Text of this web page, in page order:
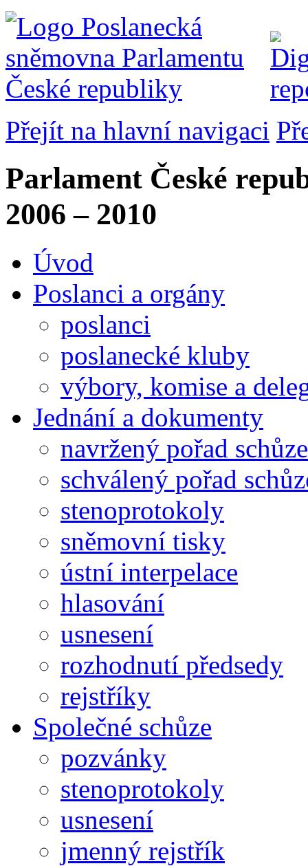
Přejít na hlavní navigaci
Parlament České
2006 – 2010
Úvod
Poslanci a orgány
poslanci
poslanecké kluby
výbory, komise a
Jednání a dokumenty
navržený pořad schůze
schválený pořad
stenoprotokoly
sněmovní tisky
ústní interpelace
hlasování
usnesení
rozhodnutí předsedy
rejstříky
Společné schůze
pozvánky
stenoprotokoly
usnesení
jmenný rejstřík